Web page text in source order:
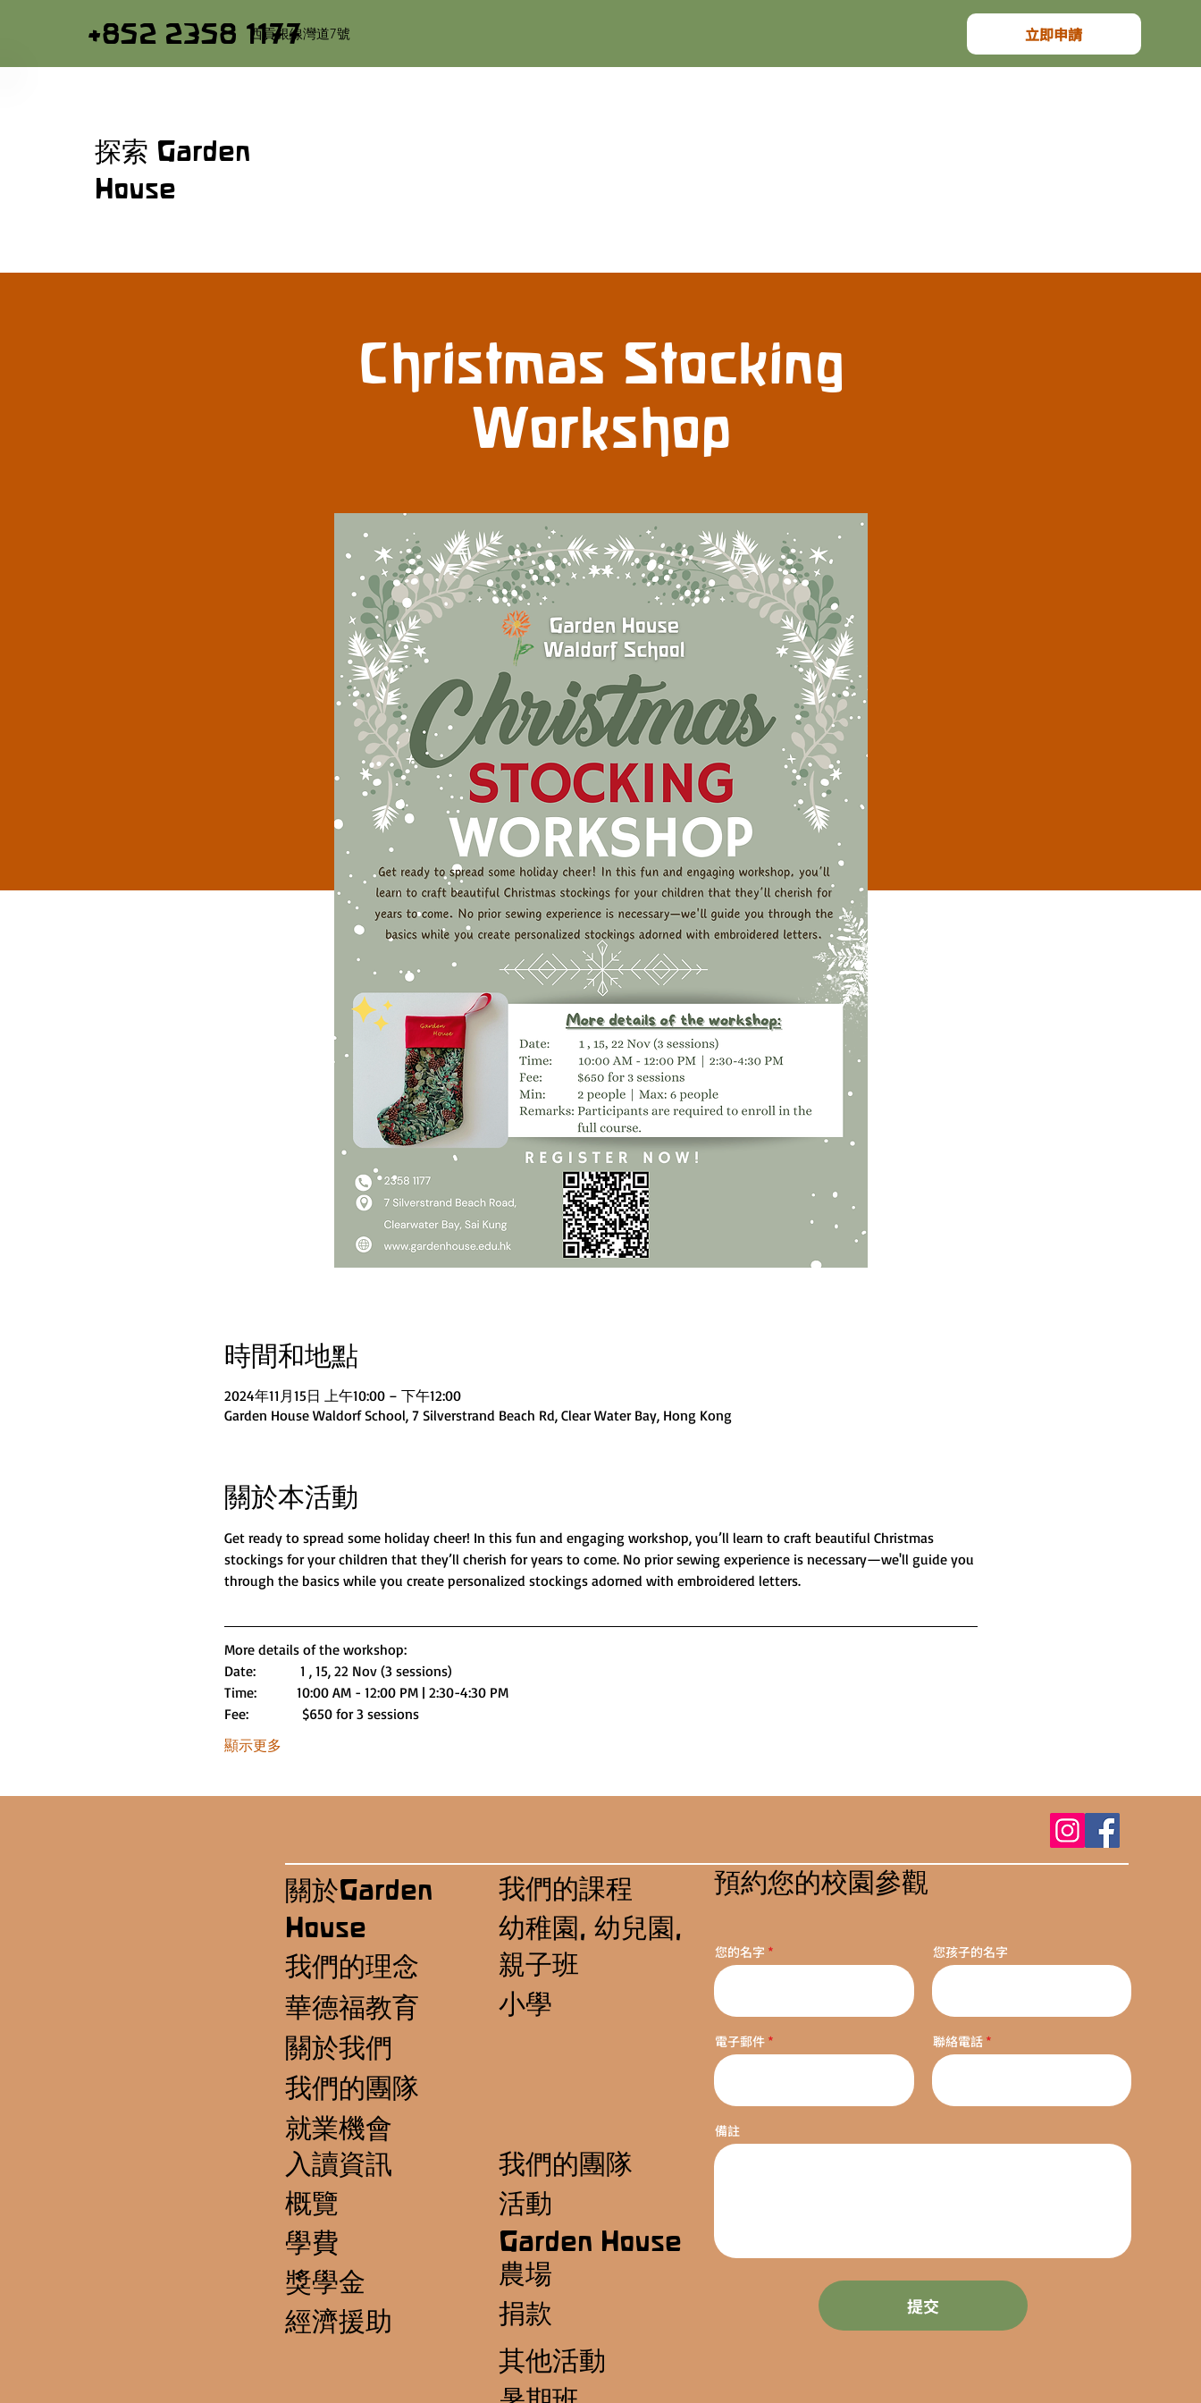
探索 Garden
House
Christmas Stocking
Workshop
時間和地點
2024年11月15日 上午10:00 – 下午12:00
Garden House Waldorf School, 7 Silverstrand Beach Rd, Clear Water Bay, Hong Kong
關於本活動
Get ready to spread some holiday cheer! In this fun and engaging workshop, you’ll learn to craft beautiful Christmas
stockings for your children that they’ll cherish for years to come. No prior sewing experience is necessary—we'll guide you
through the basics while you create personalized stockings adorned with embroidered letters.
More details of the workshop:
Date:          1 , 15, 22 Nov (3 sessions)
Time:         10:00 AM - 12:00 PM | 2:30-4:30 PM
Fee:            $650 for 3 sessions
顯示更多
立即申請
+852 2358 1177
西貢銀線灣道7號
預約您的校園參觀
您的名字 您孩子的名字
電子郵件 聯絡電話
備註
提交
關於Garden
House
我們的理念
華德福教育
關於我們
就業機會
我們的團隊
​入讀資訊
概覽
學費
獎學金
經濟援助
我們的課程
幼稚園, 幼兒園,
親子班
小學
我們的團隊
活動
Garden House
農場
捐款
其他活動